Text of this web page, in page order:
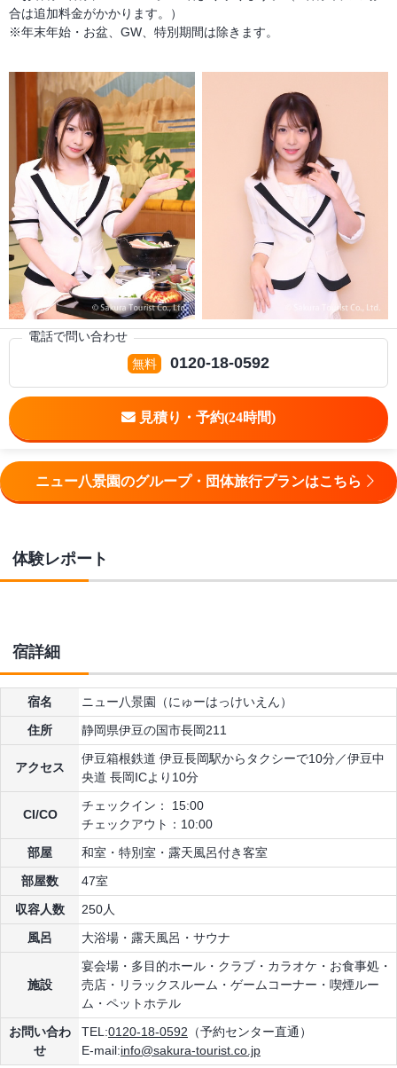
合は追加料金がかかります。）
※年末年始・お盆、GW、特別期間は除きます。
電話で問い合わせ
0120-18-0592
ニュー八景園のグループ・団体旅行プランはこちら
体験レポート
宿詳細
宿名
ニュー八景園（にゅーはっけいえん）
住所
静岡県伊豆の国市長岡211
アクセス
伊豆箱根鉄道 伊豆長岡駅からタクシーで10分／伊豆中
央道 長岡ICより10分
CI/CO
チェックイン： 15:00
チェックアウト：10:00
部屋
和室・特別室・露天風呂付き客室
部屋数
47室
収容人数
250人
風呂
大浴場・露天風呂・サウナ
施設
宴会場・多目的ホール・クラブ・カラオケ・お食事処・
売店・リラックスルーム・ゲームコーナー・喫煙ルー
ム・ペットホテル
お問い合わ
せ
TEL:0120-18-0592 （予約センター直通）
E-mail:info@sakura-tourist.co.jp